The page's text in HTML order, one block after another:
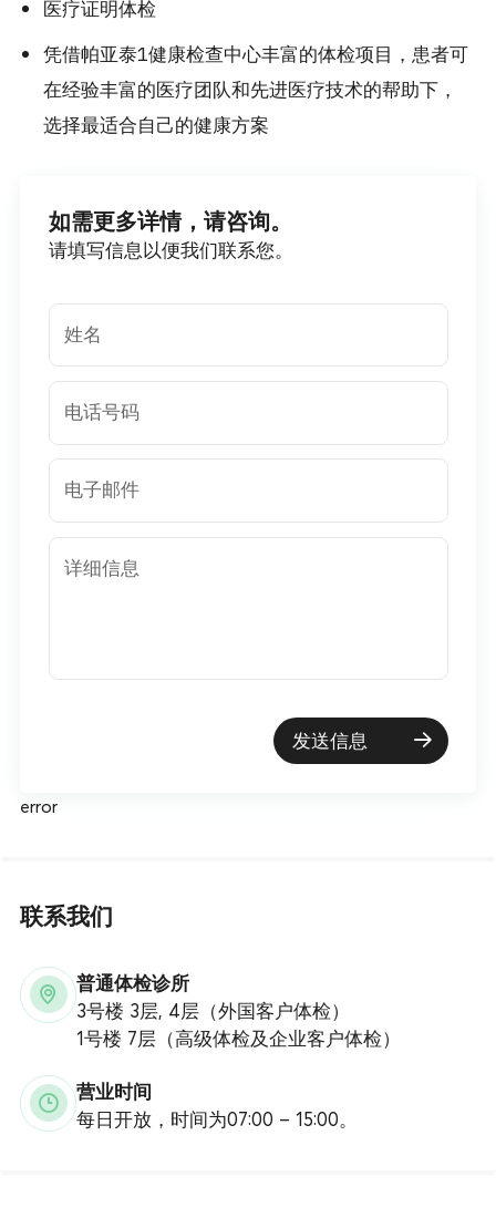
医疗证明体检
凭借帕亚泰1健康检查中心丰富的体检项目，患者可
在经验丰富的医疗团队和先进医疗技术的帮助下，
选择最适合自己的健康方案
如需更多详情，请咨询。
请填写信息以便我们联系您。
姓名
电话号码
电子邮件
详细信息
发送信息
error
联系我们
普通体检诊所
3号楼 3层, 4层（外国客户体检）
1号楼 7层（高级体检及企业客户体检）
营业时间
每日开放，时间为07:00 – 15:00。